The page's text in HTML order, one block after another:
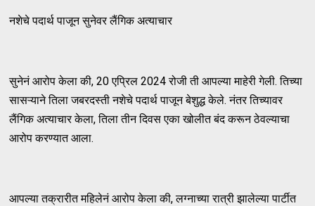
नशेचे पदार्थ पाजून सुनेवर लैंगिक अत्याचार
सुनेनं आरोप केला की, 20 एप्रिल 2024 रोजी ती आपल्या माहेरी गेली. तिच्या
सासऱ्याने तिला जबरदस्ती नशेचे पदार्थ पाजून बेशुद्ध केले. नंतर तिच्यावर
लैंगिक अत्याचार केला, तिला तीन दिवस एका खोलीत बंद करून ठेवल्याचा
आरोप करण्यात आला.
आपल्या तक्रारीत महिलेनं आरोप केला की, लग्नाच्या रात्री झालेल्या पार्टीत